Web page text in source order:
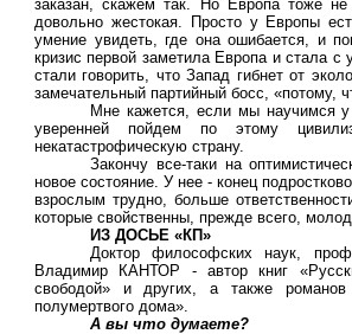
заказан, скажем так. Но Европа тоже
довольно жестокая. Просто у Европы
умение увидеть, где она ошибается, и
кризис первой заметила Европа и стала
стали говорить, что Запад гибнет от
замечательный партийный босс, «потому,
Мне кажется, если мы научимся
уверенней пойдем по этому
некатастрофическую страну.
Закончу все-таки на
новое состояние. У нее - конец
взрослым трудно, больше
которые свойственны, прежде всего,
ИЗ ДОСЬЕ «КП»
Доктор философских наук,
Владимир КАНТОР - автор книг
свободой» и других, а также романов
полумертвого дома».
А вы что думаете?